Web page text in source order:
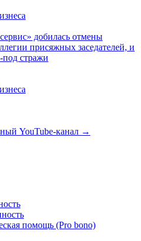
добилась отмены
присяжных заседателей, и
под стражи
YouTube-канал →
помощь (Pro bono)